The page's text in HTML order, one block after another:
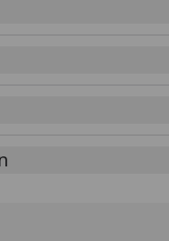
Ihres
passenden
die Seriennummer
bekannt sein, wo Sie
klicken Sie bitte